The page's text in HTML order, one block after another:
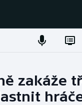
zakáže